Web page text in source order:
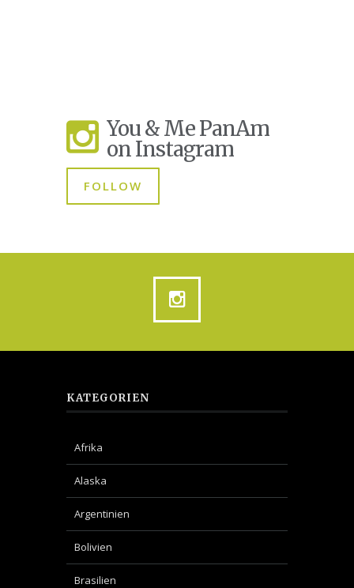
You & Me PanAm
on Instagram
FOLLOW
KATEGORIEN
Afrika
Alaska
Argentinien
Bolivien
Brasilien